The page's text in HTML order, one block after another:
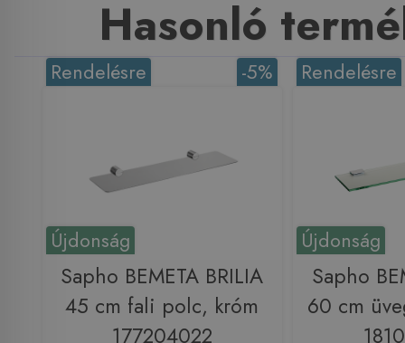
Hasonló
Újdonság
-5%
Rendelésre
Sapho BEMETA BRILIA
45 cm fali polc, króm
177204022
Újdonság
Rendelésre
Sapho
60 cm